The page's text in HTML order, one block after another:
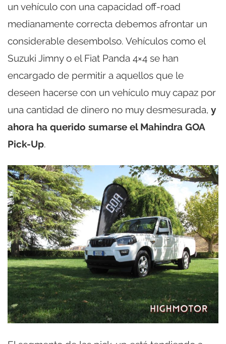
un vehículo con una capacidad off-road
medianamente correcta debemos afrontar un
considerable desembolso. Vehículos como el
Suzuki Jimny o el Fiat Panda 4×4 se han
encargado de permitir a aquellos que le
deseen hacerse con un vehículo muy capaz por
una cantidad de dinero no muy desmesurada, y
ahora ha querido sumarse el Mahindra GOA
Pick-Up.